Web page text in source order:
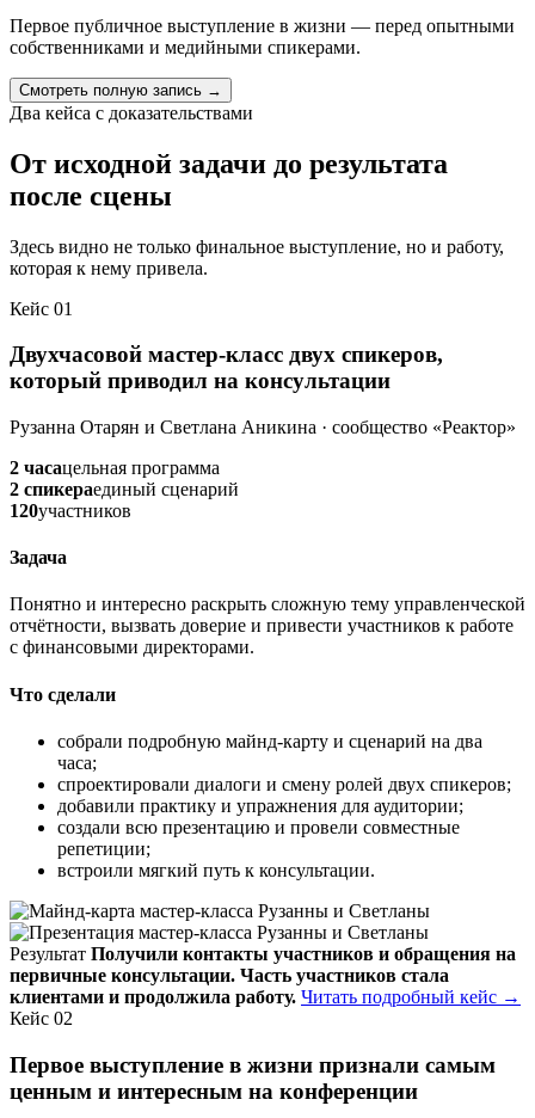
Первое публичное выступление в жизни — перед опытными
собственниками и медийными спикерами.
Смотреть полную запись →
Два кейса с доказательствами
От исходной задачи до результата
после сцены
Здесь видно не только финальное выступление, но и работу,
которая к нему привела.
Кейс 01
Двухчасовой мастер-класс двух спикеров,
который приводил на консультации
Рузанна Отарян и Светлана Аникина · сообщество «Реактор»
2 часацельная программа
2 спикераединый сценарий
120участников
Задача
Понятно и интересно раскрыть сложную тему управленческой
отчётности, вызвать доверие и привести участников к работе
с финансовыми директорами.
Что сделали
собрали подробную майнд-карту и сценарий на два
часа;
спроектировали диалоги и смену ролей двух спикеров;
добавили практику и упражнения для аудитории;
создали всю презентацию и провели совместные
репетиции;
встроили мягкий путь к консультации.
Результат Получили контакты участников и обращения на
первичные консультации. Часть участников стала
клиентами и продолжила работу. Читать подробный кейс →
Кейс 02
Первое выступление в жизни признали самым
ценным и интересным на конференции